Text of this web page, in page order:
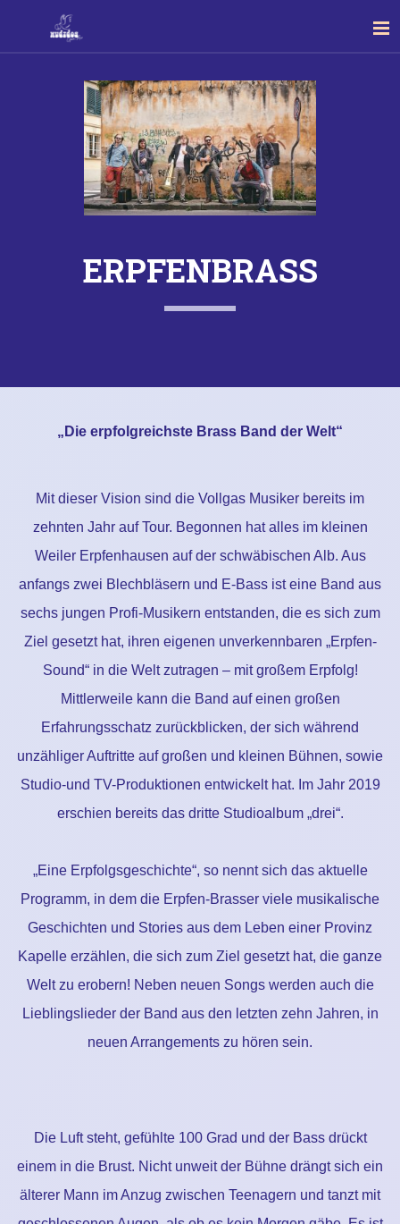
ERPFENBRASS
„Die erpfolgreichste Brass Band der Welt“
Mit dieser Vision sind die Vollgas Musiker bereits im
zehnten Jahr auf Tour. Begonnen hat alles im kleinen
Weiler Erpfenhausen auf der schwäbischen Alb. Aus
anfangs zwei Blechbläsern und E-Bass ist eine Band aus
sechs jungen Profi-Musikern entstanden, die es sich zum
Ziel gesetzt hat, ihren eigenen unverkennbaren „Erpfen-
Sound“ in die Welt zutragen – mit großem Erpfolg!
Mittlerweile kann die Band auf einen großen
Erfahrungsschatz zurückblicken, der sich während
unzähliger Auftritte auf großen und kleinen Bühnen, sowie
Studio-und TV-Produktionen entwickelt hat. Im Jahr 2019
erschien bereits das dritte Studioalbum „drei“.
„Eine Erpfolgsgeschichte“, so nennt sich das aktuelle
Programm, in dem die Erpfen-Brasser viele musikalische
Geschichten und Stories aus dem Leben einer Provinz
Kapelle erzählen, die sich zum Ziel gesetzt hat, die ganze
Welt zu erobern! Neben neuen Songs werden auch die
Lieblingslieder der Band aus den letzten zehn Jahren, in
neuen Arrangements zu hören sein.
Die Luft steht, gefühlte 100 Grad und der Bass drückt
einem in die Brust. Nicht unweit der Bühne drängt sich ein
älterer Mann im Anzug zwischen Teenagern und tanzt mit